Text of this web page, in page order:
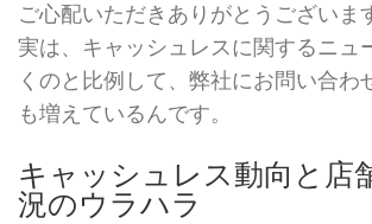
ご心配いただきありがとうございま
実は、キャッシュレスに関するニュ
くのと比例して、弊社にお問い合わ
も増えているんです。
キャッシュレス動向と店
況のウラハラ